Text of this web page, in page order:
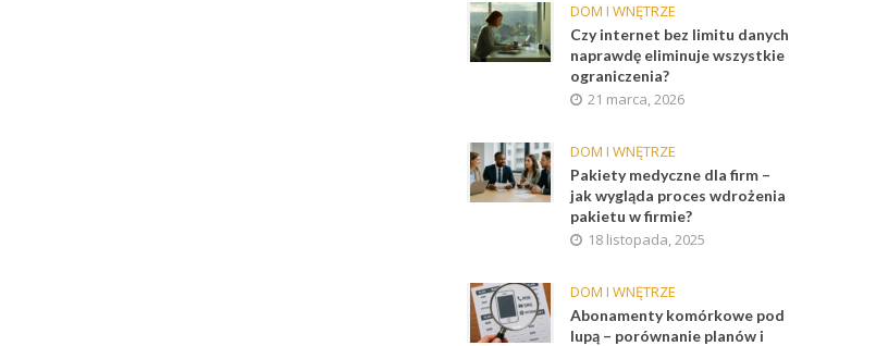
DOM I WNĘTRZE
Czy internet bez limitu danych
naprawdę eliminuje wszystkie
ograniczenia?
21 marca, 2026
DOM I WNĘTRZE
Pakiety medyczne dla firm –
jak wygląda proces wdrożenia
pakietu w firmie?
18 listopada, 2025
DOM I WNĘTRZE
Abonamenty komórkowe pod
lupą – porównanie planów i